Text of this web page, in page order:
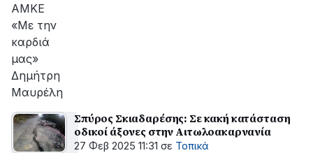
ΑΜΚΕ
«Με την
καρδιά
μας»
Δημήτρη
Μαυρέλη
Σπύρος Σκιαδαρέσης: Σε κακή κατάσταση
οδικοί άξονες στην Αιτωλοακαρνανία
27 Φεβ 2025 11:31 σε Τοπικά